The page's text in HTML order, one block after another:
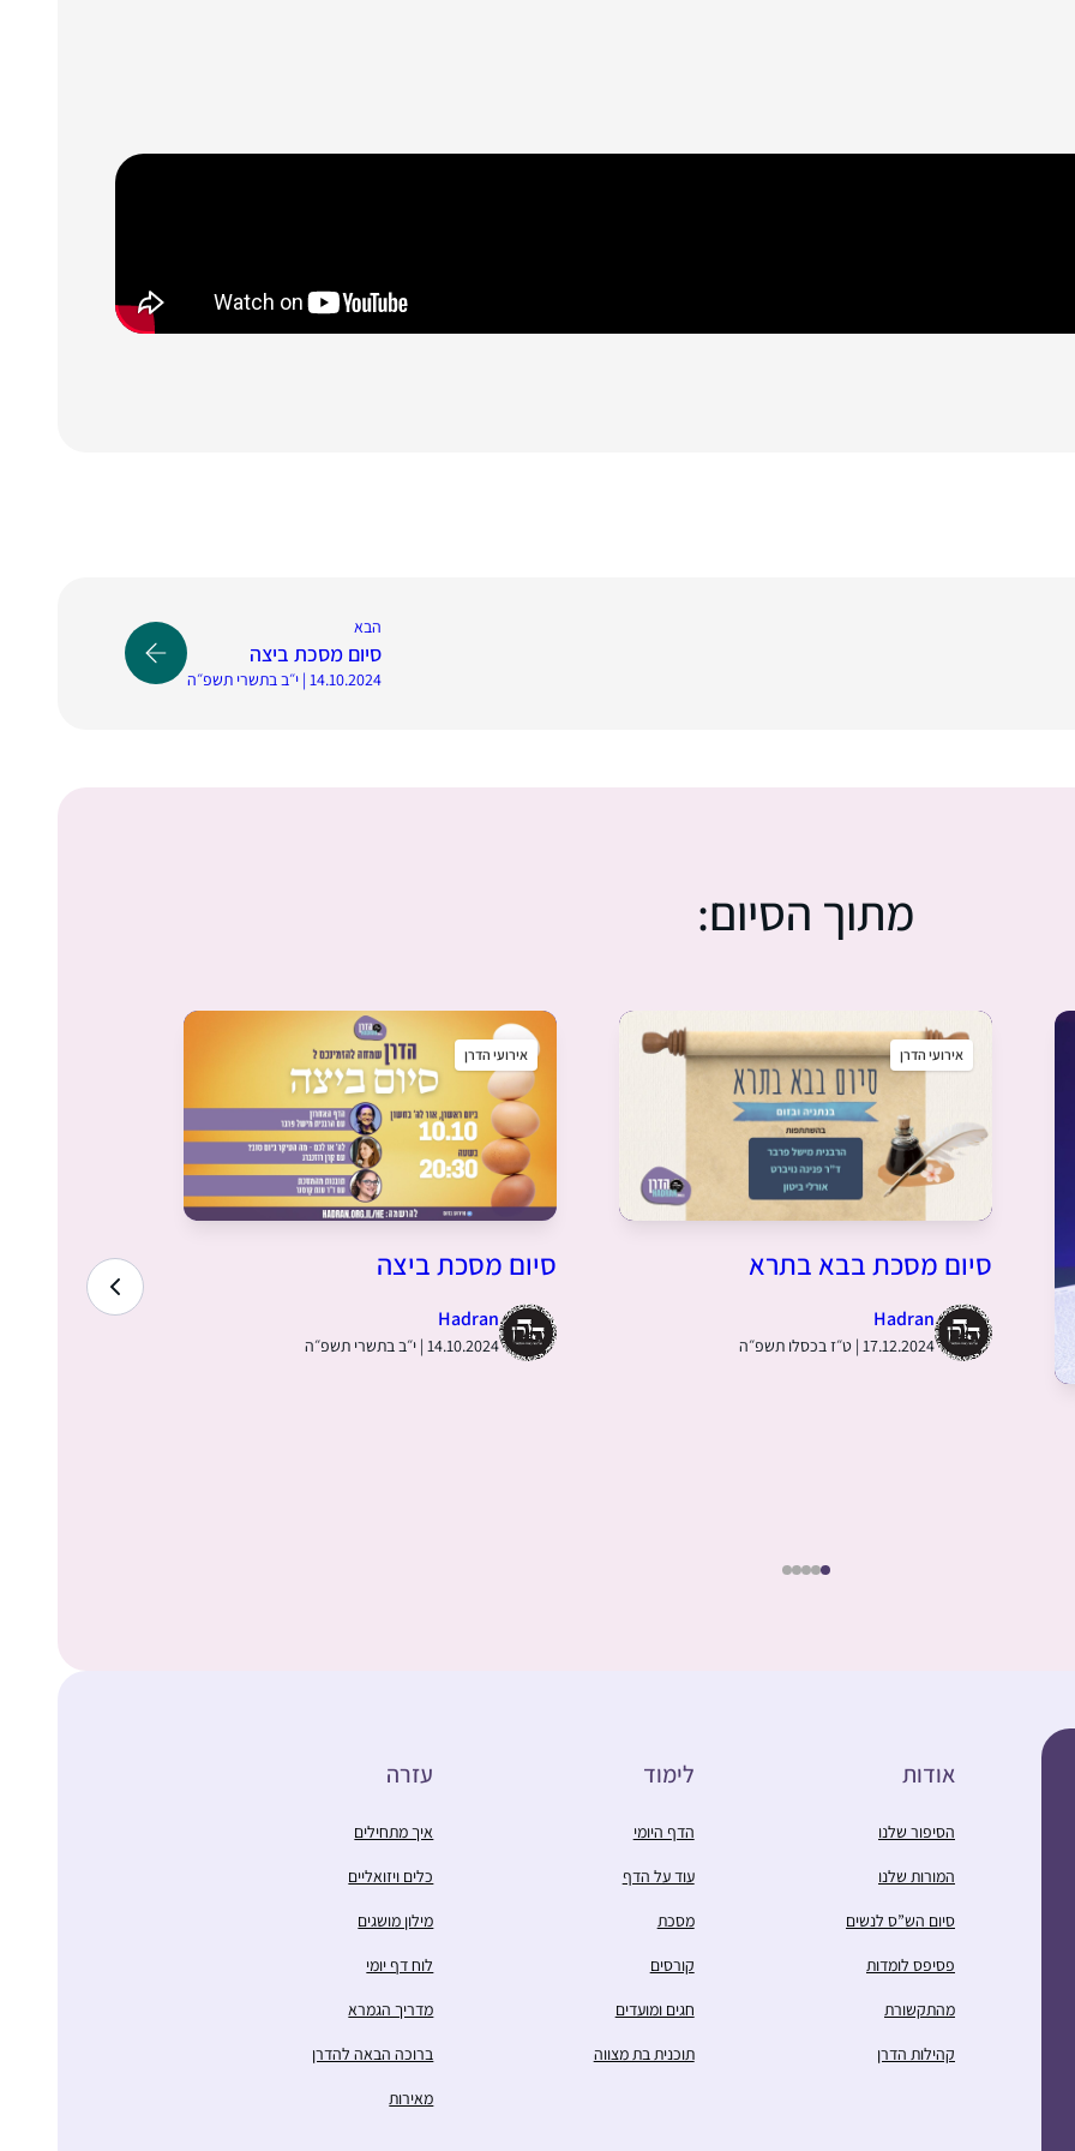
הבא
סיום מסכת ביצה
14.10.2024 | י״ב בתשרי תשפ״ה
מתוך הסיום:
אירועי הדרן
סיום מסכת בבא בתרא
Hadran
17.12.2024 | ט״ז בכסלו תשפ״ה
אירועי הדרן
סיום מסכת ביצה
Hadran
14.10.2024 | י״ב בתשרי תשפ״ה
תובנות
פירר
אודות
הסיפור שלנו
המורות שלנו
סיום הש”ס לנשים
פסיפס לומדות
מהתקשורת
קהילות הדרן
לימוד
הדף היומי
עוד על הדף
מסכת
קורסים
חגים ומועדים
תוכנית בת מצווה
עזרה
איך מתחילים
כלים ויזואליים
מילון מושגים
לוח דף יומי
מדריך הגמרא
ברוכה הבאה להדרן
מאירות